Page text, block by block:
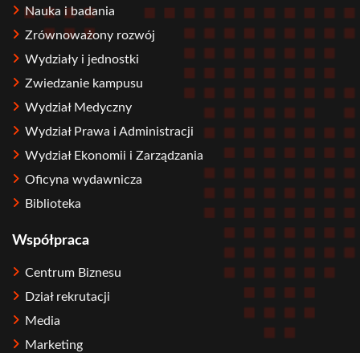
Nauka i badania
Zrównoważony rozwój
Wydziały i jednostki
Zwiedzanie kampusu
Wydział Medyczny
Wydział Prawa i Administracji
Wydział Ekonomii i Zarządzania
Oficyna wydawnicza
Biblioteka
Współpraca
Centrum Biznesu
Dział rekrutacji
Media
Marketing